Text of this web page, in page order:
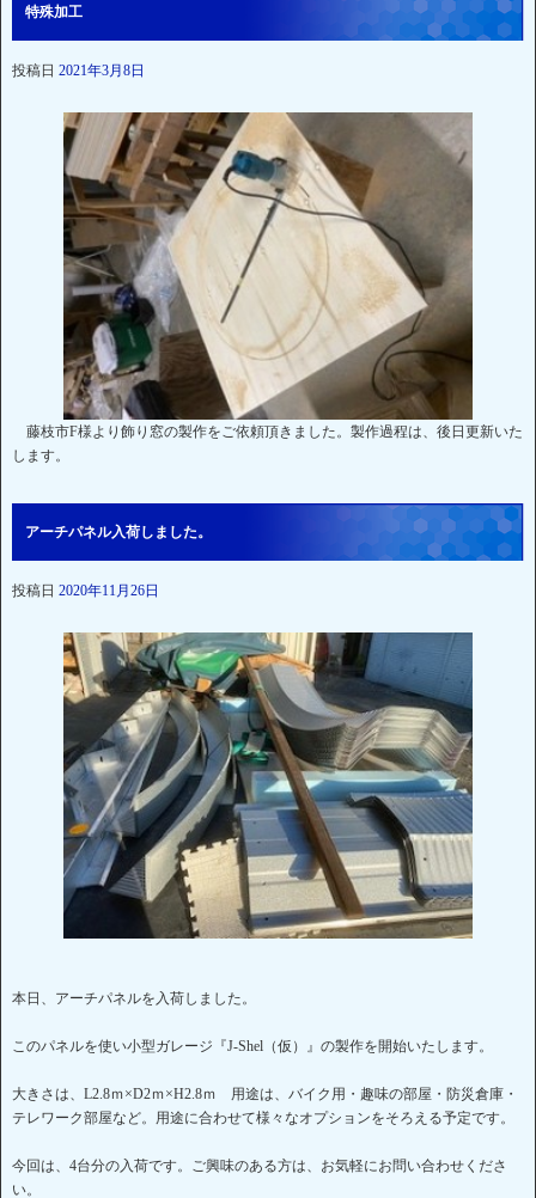
特殊加工
投稿日 2021年3月8日
藤枝市F様より飾り窓の製作をご依頼頂きました。製作過程は、後日更新いた
します。
アーチパネル入荷しました。
投稿日 2020年11月26日
本日、アーチパネルを入荷しました。
このパネルを使い小型ガレージ『J-Shel（仮）』の製作を開始いたします。
大きさは、L2.8ｍ×D2ｍ×H2.8ｍ 用途は、バイク用・趣味の部屋・防災倉庫・
テレワーク部屋など。用途に合わせて様々なオプションをそろえる予定です。
今回は、4台分の入荷です。ご興味のある方は、お気軽にお問い合わせくださ
い。